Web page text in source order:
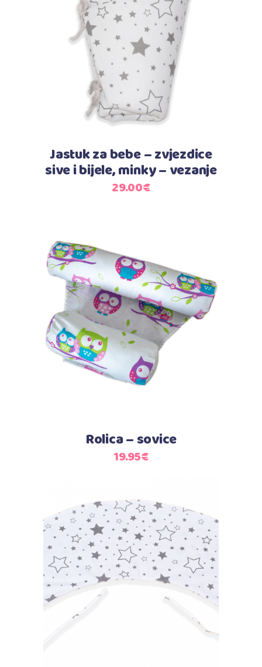
Dodaj u košaricu
Jastuk za bebe – zvjezdice
sive i bijele, minky – vezanje
29.00€
Dodaj u košaricu
Rolica – sovice
19.95€
Dodaj u košaricu